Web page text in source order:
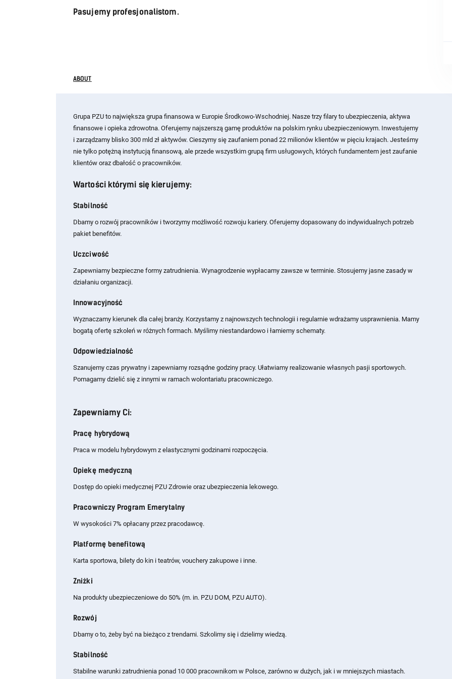
Pasujemy profesjonalistom.
ABOUT
Grupa PZU to największa grupa finansowa w Europie Środkowo-Wschodniej. Nasze trzy filary to ubezpieczenia, aktywa
finansowe i opieka zdrowotna. Oferujemy najszerszą gamę produktów na polskim rynku ubezpieczeniowym. Inwestujemy
i zarządzamy blisko 300 mld zł aktywów. Cieszymy się zaufaniem ponad 22 milionów klientów w pięciu krajach. Jesteśmy
nie tylko potężną instytucją finansową, ale przede wszystkim grupą firm usługowych, których fundamentem jest zaufanie
klientów oraz dbałość o pracowników.
Wartości którymi się kierujemy:
Stabilność
Dbamy o rozwój pracowników i tworzymy możliwość rozwoju kariery. Oferujemy dopasowany do indywidualnych potrzeb
pakiet benefitów.
Uczciwość
Zapewniamy bezpieczne formy zatrudnienia. Wynagrodzenie wypłacamy zawsze w terminie. Stosujemy jasne zasady w
działaniu organizacji.
Innowacyjność
Wyznaczamy kierunek dla całej branży. Korzystamy z najnowszych technologii i regularnie wdrażamy usprawnienia. Mamy
bogatą ofertę szkoleń w różnych formach. Myślimy niestandardowo i łamiemy schematy.
Odpowiedzialność
Szanujemy czas prywatny i zapewniamy rozsądne godziny pracy. Ułatwiamy realizowanie własnych pasji sportowych.
Pomagamy dzielić się z innymi w ramach wolontariatu pracowniczego.
Zapewniamy Ci:
Pracę hybrydową
Praca w modelu hybrydowym z elastycznymi godzinami rozpoczęcia.
Opiekę medyczną
Dostęp do opieki medycznej PZU Zdrowie oraz ubezpieczenia lekowego.
Pracowniczy Program Emerytalny
W wysokości 7% opłacany przez pracodawcę.
Platformę benefitową
Karta sportowa, bilety do kin i teatrów, vouchery zakupowe i inne.
Zniżki
Na produkty ubezpieczeniowe do 50% (m. in. PZU DOM, PZU AUTO).
Rozwój
Dbamy o to, żeby być na bieżąco z trendami. Szkolimy się i dzielimy wiedzą.
Stabilność
Stabilne warunki zatrudnienia ponad 10 000 pracownikom w Polsce, zarówno w dużych, jak i w mniejszych miastach.